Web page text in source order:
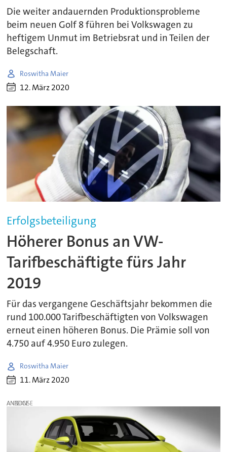
Die weiter andauernden Produktionsprobleme
beim neuen Golf 8 führen bei Volkswagen zu
heftigem Unmut im Betriebsrat und in Teilen der
Belegschaft.
Roswitha Maier
12. März 2020
Erfolgsbeteiligung
Höherer Bonus an VW-
Tarifbeschäftigte fürs Jahr
2019
Für das vergangene Geschäftsjahr bekommen die
rund 100.000 Tarifbeschäftigten von Volkswagen
erneut einen höheren Bonus. Die Prämie soll von
4.750 auf 4.950 Euro zulegen.
Roswitha Maier
11. März 2020
ANZEIGE